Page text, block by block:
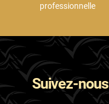
professionnelle
Suivez-nous